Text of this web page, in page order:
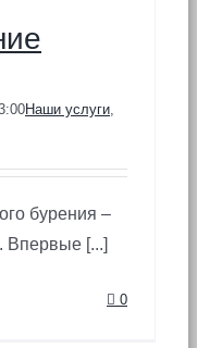
Наши услуги,
бурения –
Впервые [...]
0